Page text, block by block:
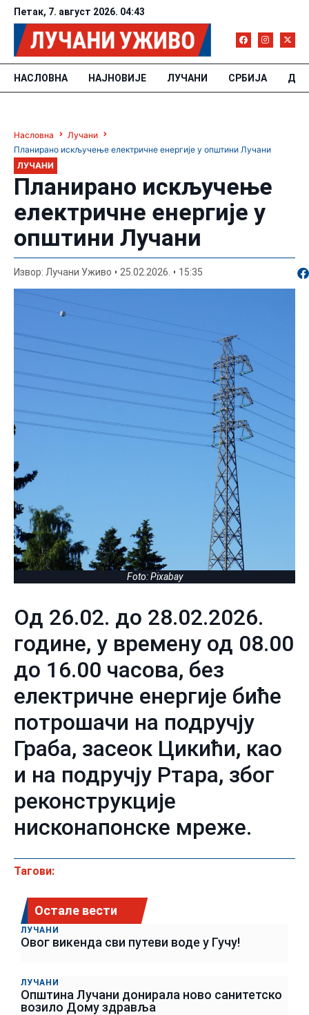
Петак, 7. август 2026. 04:43
НАСЛОВНА НАЈНОВИЈЕ ЛУЧАНИ СРБИЈА
Насловна
Лучани
Планирано искључење електричне енергије у општини Лучани
ЛУЧАНИ
Планирано искључење
електричне енергије у
општини Лучани
Извор: Лучани Уживо 25.02.2026. 15:35
Foto: Pixabay
Од 26.02. до 28.02.2026.
године, у времену од 08.00
до 16.00 часова, без
електричне енергије биће
потрошачи на подручју
Граба, засеок Цикићи, као
и на подручју Ртара, због
реконструкције
нисконапонске мреже.
Тагови:
Остале вести
ЛУЧАНИ
Овог викенда сви путеви воде у Гучу!
ЛУЧАНИ
Општина Лучани донирала ново санитетско
возило Дому здравља